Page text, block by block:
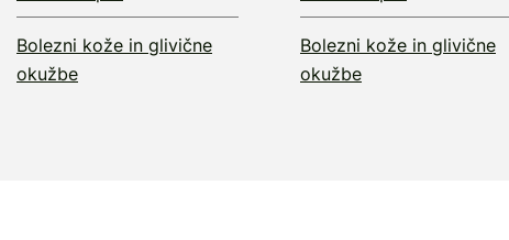
Bolezni kože in glivične
okužbe
Bolezni kože in glivične
okužbe